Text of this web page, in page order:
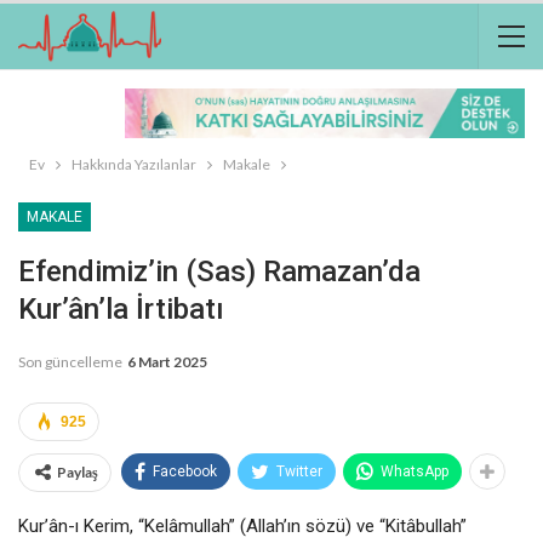
Ev Hakkında Yazılanlar Makale
MAKALE
Efendimiz’in (sas) Ramazan’da
Kur’ân’la İrtibatı
Son güncelleme 6 Mart 2025
925
Paylaş Facebook Twitter WhatsApp
Kur’ân-ı Kerim, “Kelâmullah” (Allah’ın sözü) ve “Kitâbullah”